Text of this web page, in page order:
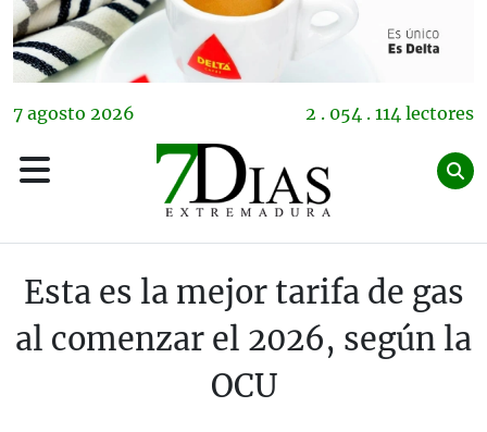
7 agosto 2026 2 . 054 . 114 lectores
Esta es la mejor tarifa de gas
al comenzar el 2026, según la
OCU